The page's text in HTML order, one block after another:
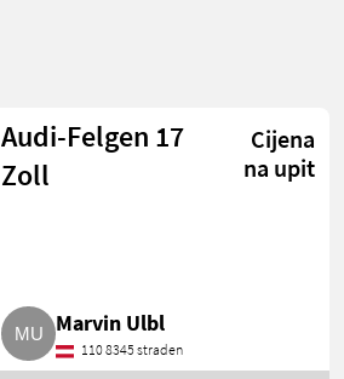
Audi-Felgen 17
Zoll
Cijena
na upit
Marvin Ulbl
110 8345 straden